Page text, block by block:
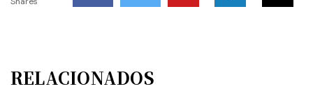
RELACIONADOS